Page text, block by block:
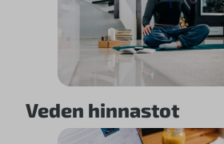
Veden hinnastot